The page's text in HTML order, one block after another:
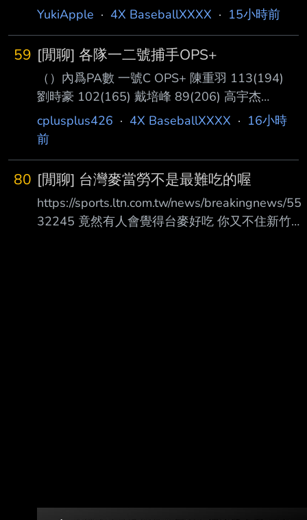
經吃破百局了 這種能穩定吃局數的工作馬洋
YukiApple · 4X BaseballXXXX · 15小時前
59 [閒聊] 各隊一二號捕手OPS+
（）內爲PA數 一號C OPS+ 陳重羽 113(194)
劉時豪 102(165) 戴培峰 89(206) 高宇杰
84(226) 蔣少宏 70(178) 宋嘉翔 48(206) 二號C
OPS+ 林辰勳 91(115) 張翔 74(92) 張育豪
-17(87) ---- Sent from BePTT on my iPhone
17 Pro --
cplusplus426 · 4X BaseballXXXX · 16小時
前
80 [閒聊] 台灣麥當勞不是最難吃的喔
https://sports.ltn.com.tw/news/breakingnews/55
32245 竟然有人會覺得台麥好吃 你又不住新竹桃